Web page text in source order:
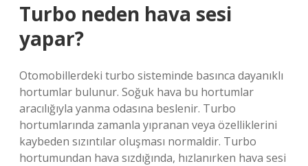
Turbo neden hava sesi
yapar?
Otomobillerdeki turbo sisteminde basınca dayanıklı
hortumlar bulunur. Soğuk hava bu hortumlar
aracılığıyla yanma odasına beslenir. Turbo
hortumlarında zamanla yıpranan veya özelliklerini
kaybeden sızıntılar oluşması normaldir. Turbo
hortumundan hava sızdığında, hızlanırken hava sesi